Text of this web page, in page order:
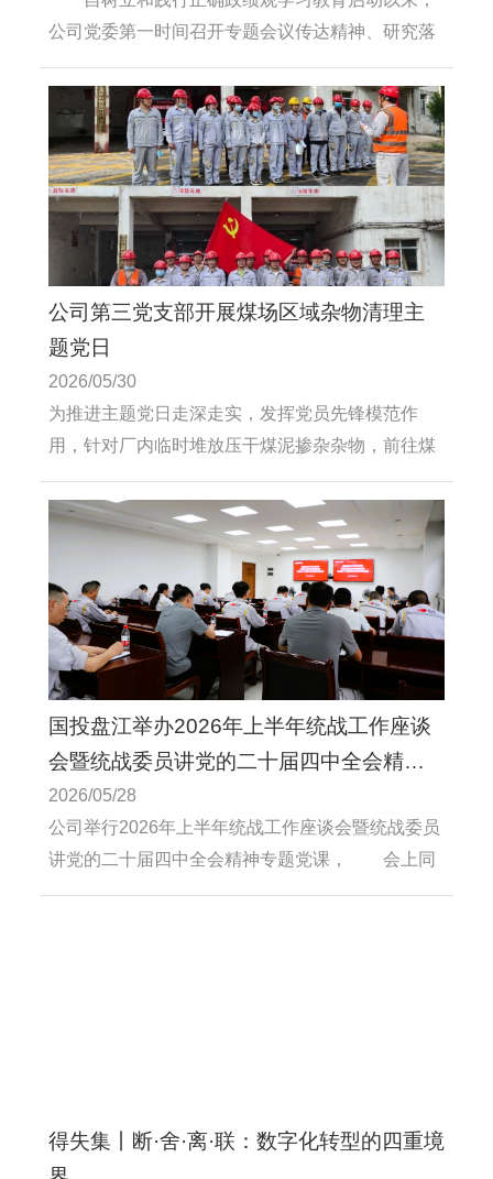
公司党委第一时间召开专题会议传达精神、研究落
实举措、制定详细工作清单，如何在聚力融合攻
坚、推动公司高质量发展中担当作为”为主题开展专
题研讨。
公司第三党支部开展煤场区域杂物清理主
题党日
2026/05/30
为推进主题党日走深走实，发挥党员先锋模范作
用，针对厂内临时堆放压干煤泥掺杂杂物，前往煤
场区域开展“杂物清理义务劳动”主题党日。
国投盘江举办2026年上半年统战工作座谈
会暨统战委员讲党的二十届四中全会精神
专题党课...
2026/05/28
公司举行2026年上半年统战工作座谈会暨统战委员
讲党的二十届四中全会精神专题党课， 会上同
步开展铸牢中华民族共同体意识教育活动。
得失集丨断·舍·离·联：数字化转型的四重境